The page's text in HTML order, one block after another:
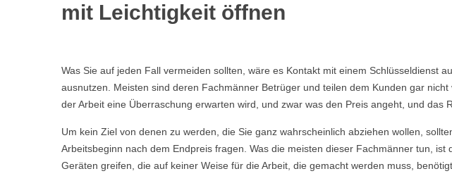
mit Leichtigkeit öffnen
Was Sie auf jeden Fall vermeiden sollten, wäre es Kontakt mit einem Schlüsseldienst
ausnutzen. Meisten sind deren Fachmänner Betrüger und teilen dem Kunden gar
der Arbeit eine Überraschung erwarten wird, und zwar was den Preis angeht, und das
Um kein Ziel von denen zu werden, die Sie ganz wahrscheinlich abziehen wollen,
Arbeitsbeginn nach dem Endpreis fragen. Was die meisten dieser Fachmänner tun,
Geräten greifen, die auf keiner Weise für die Arbeit, die gemacht werden muss,